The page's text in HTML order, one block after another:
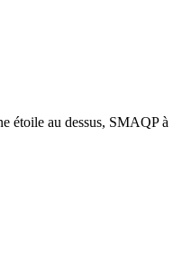
étoile au dessus, SMAQP à